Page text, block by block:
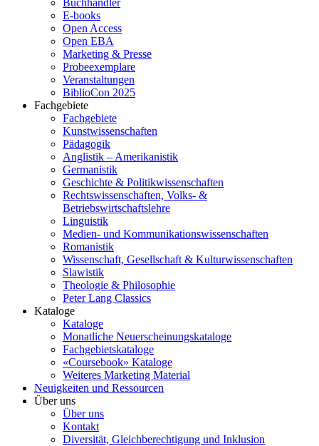
Buchhändler
E-books
Open Access
Open EBA
Marketing & Presse
Probeexemplare
Veranstaltungen
BiblioCon 2025
Fachgebiete
Fachgebiete
Kunstwissenschaften
Pädagogik
Anglistik – Amerikanistik
Germanistik
Geschichte & Politikwissenschaften
Rechtswissenschaften, Volks- &
Betriebswirtschaftslehre
Linguistik
Medien- und Kommunikationswissenschaften
Romanistik
Wissenschaft, Gesellschaft & Kulturwissenschaften
Slawistik
Theologie & Philosophie
Peter Lang Classics
Kataloge
Kataloge
Monatliche Neuerscheinungskataloge
Fachgebietskataloge
«Coursebook» Kataloge
Weiteres Marketing Material
Neuigkeiten und Ressourcen
Über uns
Über uns
Kontakt
Diversität, Gleichberechtigung und Inklusion